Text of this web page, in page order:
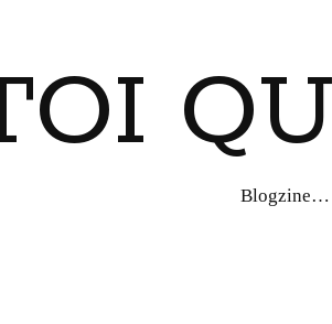
Blogzine…